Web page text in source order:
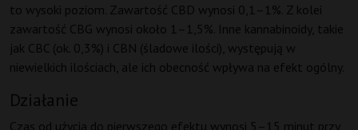
to wysoki poziom. Zawartość CBD wynosi 0,1–1%. Z kolei
zawartość CBG wynosi około 1–1,5%. Inne kannabinoidy, takie
jak CBC (ok. 0,3%) i CBN (śladowe ilości), występują w
niewielkich ilościach, ale ich obecność wpływa na efekt ogólny.
Działanie
Czas od użycia do pierwszego efektu wynosi 5–15 minut przy